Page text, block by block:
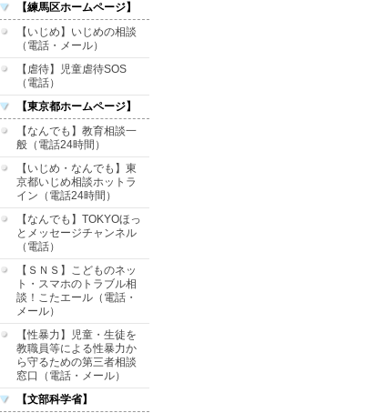
【練馬区ホームページ】
【いじめ】いじめの相談
（電話・メール）
【虐待】児童虐待SOS
（電話）
【東京都ホームページ】
【なんでも】教育相談一
般（電話24時間）
【いじめ・なんでも】東
京都いじめ相談ホットラ
イン（電話24時間）
【なんでも】TOKYOほっ
とメッセージチャンネル
（電話）
【ＳＮＳ】こどものネッ
ト・スマホのトラブル相
談！こたエール（電話・
メール）
【性暴力】児童・生徒を
教職員等による性暴力か
ら守るための第三者相談
窓口（電話・メール）
【文部科学省】